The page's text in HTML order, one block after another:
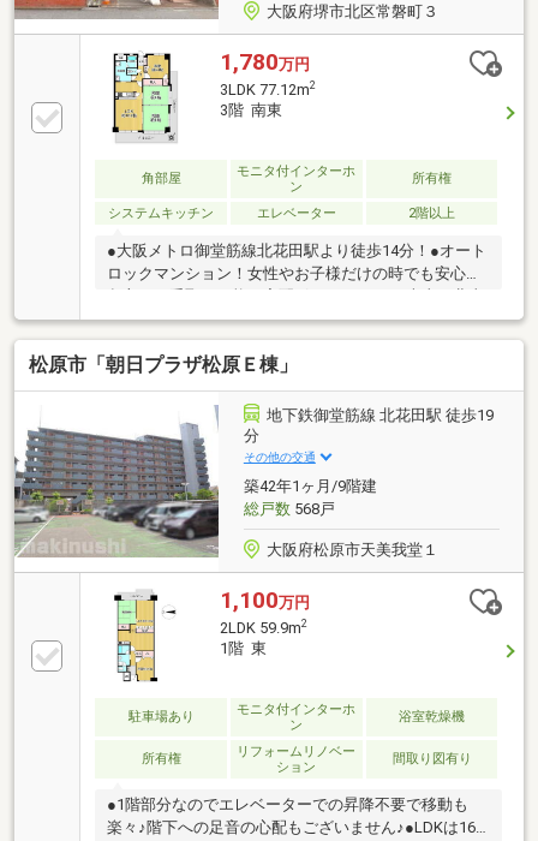
大阪府堺市北区常磐町３
1,780万円
3LDK 77.12m2
3階 南東
角部屋
モニタ付インターホ
ン
所有権
システムキッチン エレベーター 2階以上
●大阪メトロ御堂筋線北花田駅より徒歩14分！●オート
ロックマンション！女性やお子様だけの時でも安心！
留守でも受取り可能な宅配ボックスあり♪●南東・北東
角部屋でお部屋をぐるっと取り囲む広々としたL字バ
ルコニー！●LDK16.2帖♪キッチンは水回りを回遊でき
る動線になっており、家事に便利な間取です♪●イオン
モール堺北花田店まで徒歩15分の立地！休日に家族で
ショッピングが楽しめます♪●マンション前面には広々
とした公園がございます！当社のスタッフがお客様に
あった資金計画をご提案いたします！資料だけほしい
という方も大歓迎！南大阪の不動産のことなら創業４
9年の当社にぜひお任せください♪
松原市「朝日プラザ松原Ｅ棟」
地下鉄御堂筋線 北花田駅 徒歩19
分
その他の交通
築42年1ヶ月/9階建
総戸数568戸
大阪府松原市天美我堂１
1,100万円
2LDK 59.9m2
1階 東
駐車場あり
モニタ付インターホ
ン
浴室乾燥機
所有権
リフォームリノベー
ション
間取り図有り
●1階部分なのでエレベーターでの昇降不要で移動も
楽々♪階下への足音の心配もございません♪●LDKは16.5